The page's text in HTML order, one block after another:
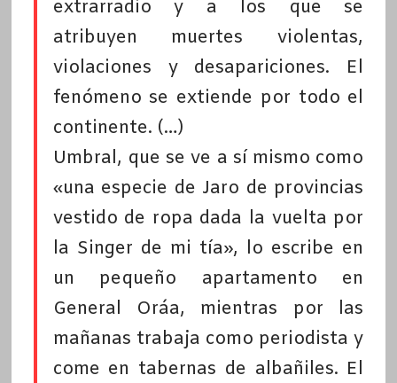
extrarradio y a los que se
atribuyen muertes violentas,
violaciones y desapariciones. El
fenómeno se extiende por todo el
continente. (…)
Umbral, que se ve a sí mismo como
«una especie de Jaro de provincias
vestido de ropa dada la vuelta por
la Singer de mi tía», lo escribe en
un pequeño apartamento en
General Oráa, mientras por las
mañanas trabaja como periodista y
come en tabernas de albañiles. El